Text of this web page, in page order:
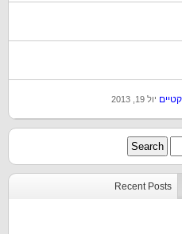
יול 19, 2013
Recent Posts